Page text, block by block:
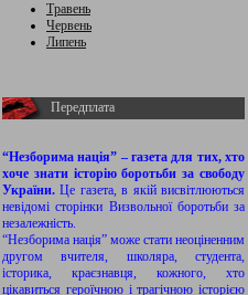
Травень
Червень
Липень
Передплата
“Незборима нація” – газета для тих, хто
хоче знати історію боротьби за свободу
України.Це газета, в якій висвітлюються
невідомі сторінки Визвольної боротьби за
незалежність.
“Незборима нація” може стати неоціненним
другом вчителя, школяра, студента,
історика, краєзнавця, кожного, хто
цікавиться героїчною і трагічною історією